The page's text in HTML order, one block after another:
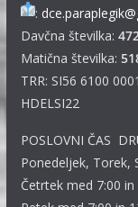
:
Davčna številka:
Matična številka:
TRR: SI56 6100
HDELSI22
POSLOVNI ČAS
Ponedeljek, Torek,
Četrtek med 7:00